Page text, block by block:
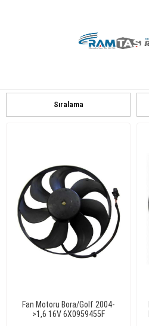
Sıralama
Fan Motoru Bora/Golf 2004-
>1,6 16V 6X0959455F